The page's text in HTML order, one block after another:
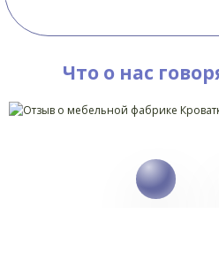
Что о нас